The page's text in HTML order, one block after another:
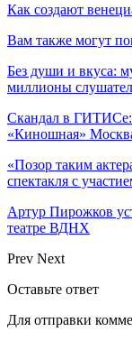
Как создают
Вам также могут
Без души и вкуса:
миллионы
Скандал в ГИТИСе:
«Киношная»
«Позор таким
спектакля с
Артур Пирожков
театре ВДНХ
Prev Next
Оставьте ответ
Для отправки